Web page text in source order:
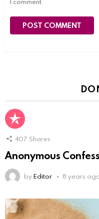
407 Shares
Anonymous
byEditor 8 years